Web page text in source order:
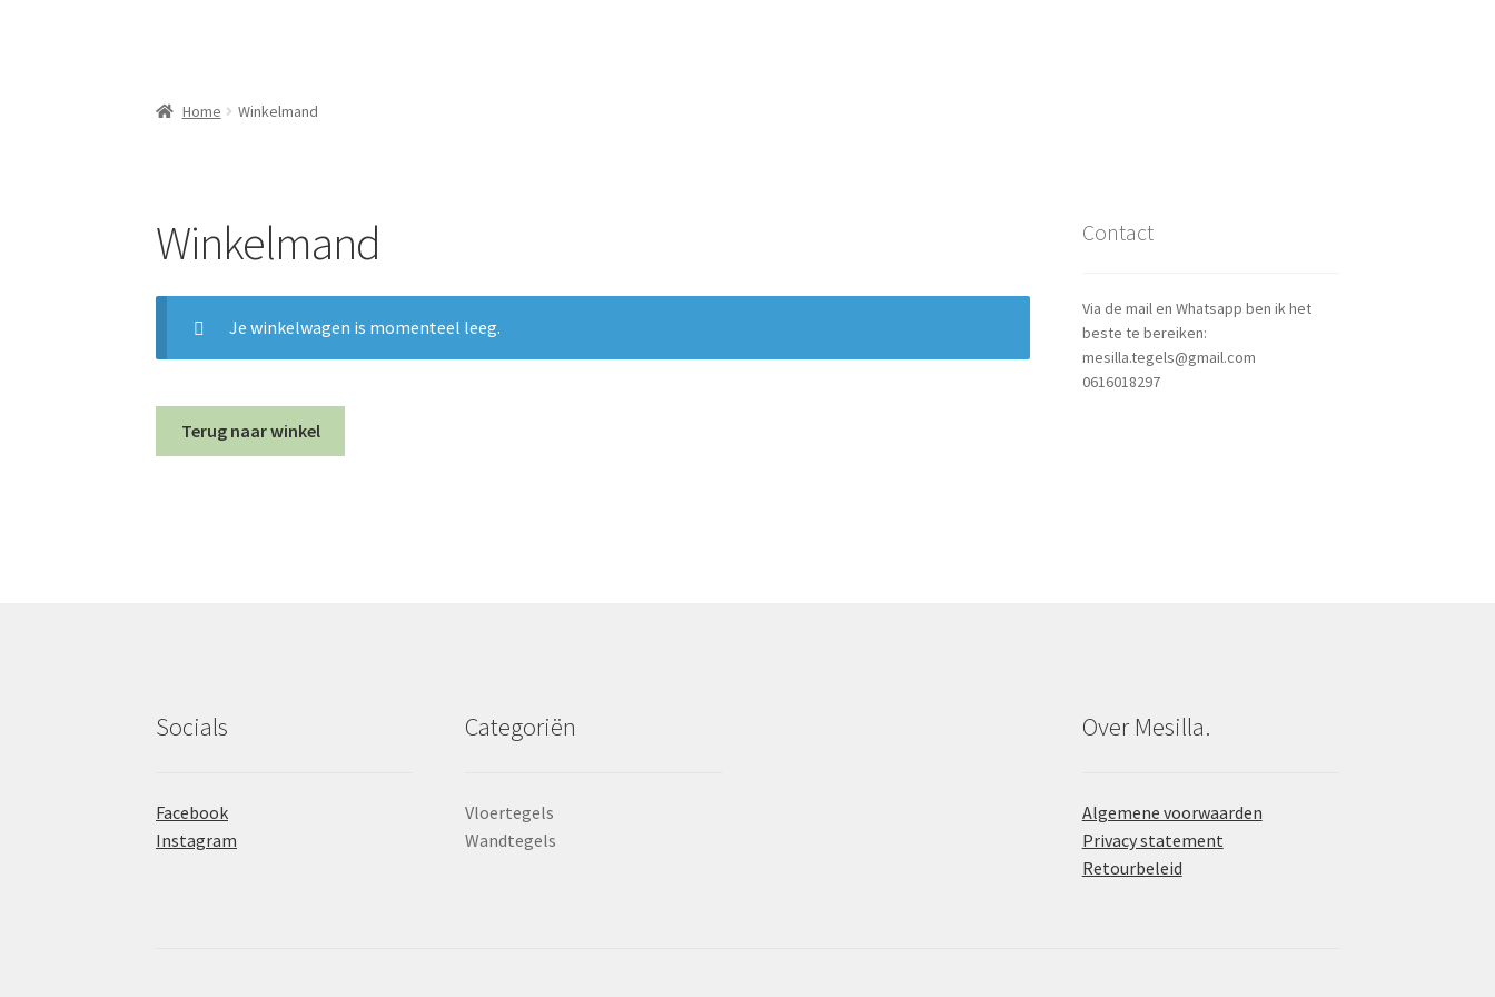
Home Winkelmand
Winkelmand
Je winkelwagen is momenteel leeg.
Terug naar winkel
Contact
Via de mail en Whatsapp ben ik het
beste te bereiken:
mesilla.tegels@gmail.com
0616018297
Socials
Facebook
Instagram
Categoriën
Vloertegels
Wandtegels
Over Mesilla.
Algemene voorwaarden
Privacy statement
Retourbeleid